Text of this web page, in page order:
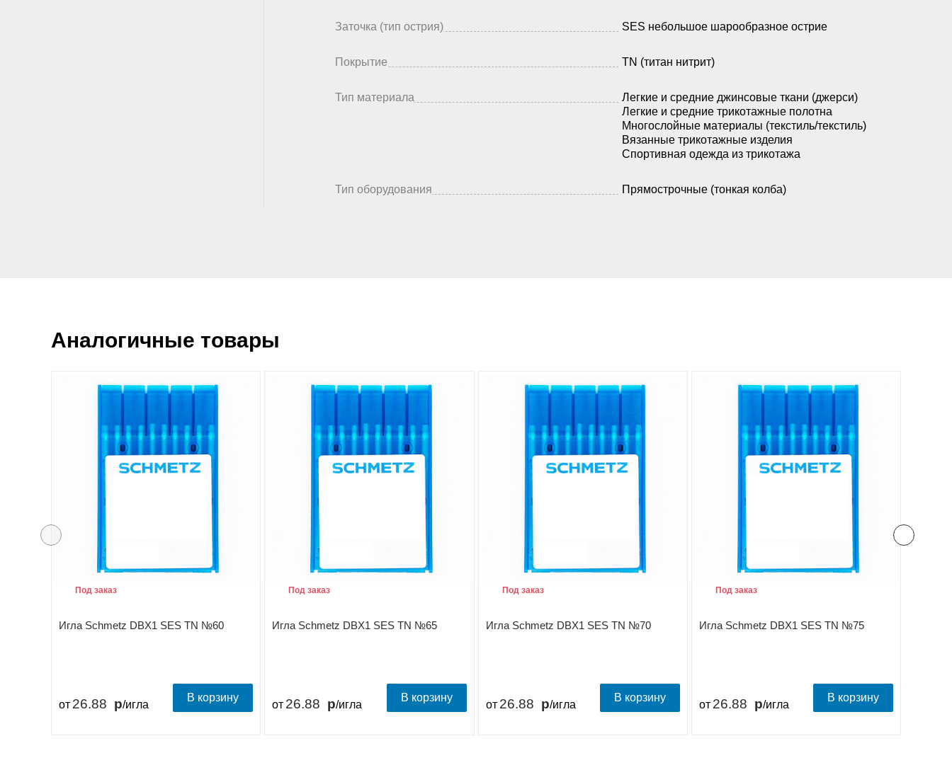
Заточка (тип острия) SES небольшое шарообразное острие
Покрытие TN (титан нитрит)
Тип материала
Легкие и средние джинсовые ткани (джерси)
Легкие и средние трикотажные полотна
Многослойные материалы (текстиль/текстиль)
Вязанные трикотажные изделия
Спортивная одежда из трикотажа
Тип оборудования Прямострочные (тонкая колба)
Аналогичные товары
Игла Schmetz DBX1 SES TN №60
Под заказ
от 26.88 /игла
В корзину
Игла Schmetz DBX1 SES TN №65
Под заказ
от 26.88 /игла
В корзину
Игла Schmetz DBX1 SES TN №70
Под заказ
от 26.88 /игла
В корзину
Игла Schmetz DBX1 SES TN №75
Под заказ
от 26.88 /игла
В корзину